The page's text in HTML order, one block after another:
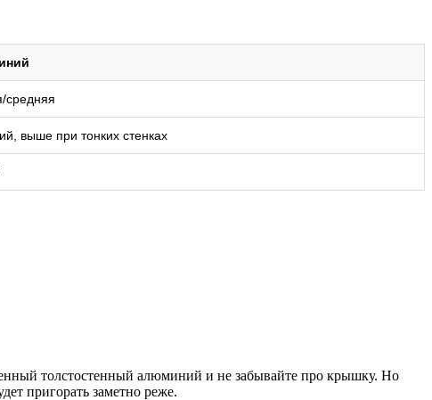
средняя
выше при тонких стенках
толстостенный алюминий и не забывайте про крышку. Но
пригорать заметно реже.